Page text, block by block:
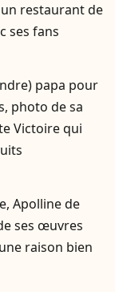
restaurant de
ses fans
papa pour
photo de sa
Victoire qui
Apolline de
ses œuvres
raison bien